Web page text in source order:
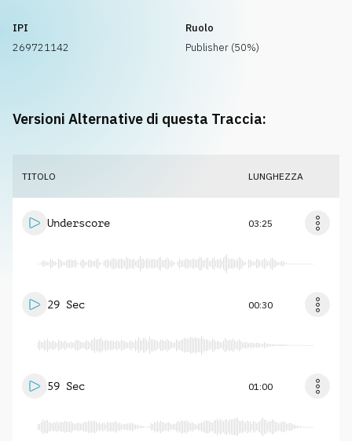
IPI
269721142
Ruolo
Publisher (50%)
Versioni Alternative di questa Traccia:
TITOLO LUNGHEZZA
Underscore 03:25
29 Sec 00:30
59 Sec 01:00